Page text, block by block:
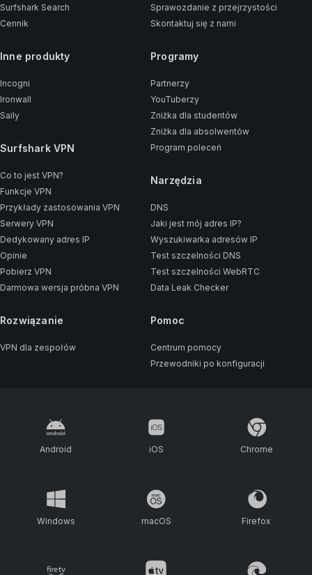
Surfshark Search
Cennik
Inne produkty
Incogni
Ironwall
Saily
Surfshark VPN
Co to jest VPN?
Funkcje VPN
Przykłady zastosowania VPN
Serwery VPN
Dedykowany adres IP
Opinie
Pobierz VPN
Darmowa wersja próbna VPN
Rozwiązanie
VPN dla zespołów
Sprawozdanie z przejrzystości
Skontaktuj się z nami
Programy
Partnerzy
YouTuberzy
Zniżka dla studentów
Zniżka dla absolwentów
Program poleceń
Narzędzia
DNS
Jaki jest mój adres IP?
Wyszukiwarka adresów IP
Test szczelności DNS
Test szczelności WebRTC
Data Leak Checker
Pomoc
Centrum pomocy
Przewodniki po konfiguracji
Android iOS Chrome
Windows macOS Firefox